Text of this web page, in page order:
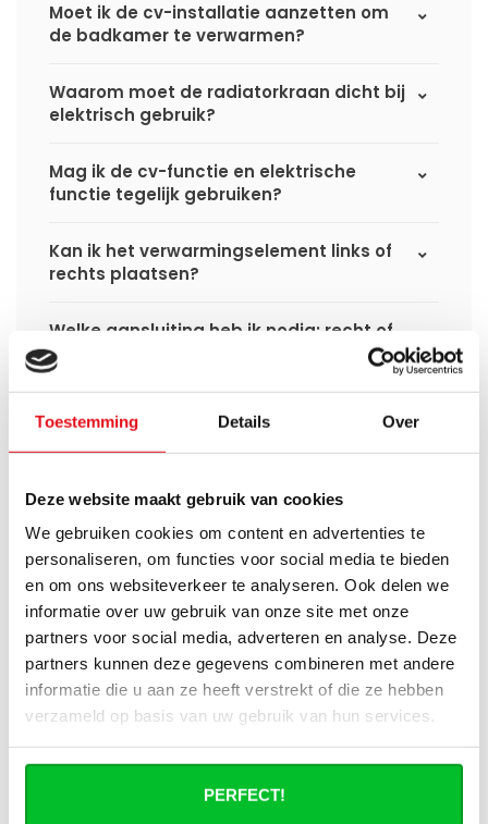
Toestemming Details Over
Deze website maakt gebruik van cookies
We gebruiken cookies om content en advertenties te
personaliseren, om functies voor social media te bieden
en om ons websiteverkeer te analyseren. Ook delen we
informatie over uw gebruik van onze site met onze
partners voor social media, adverteren en analyse. Deze
partners kunnen deze gegevens combineren met andere
informatie die u aan ze heeft verstrekt of die ze hebben
verzameld op basis van uw gebruik van hun services.
PERFECT!
Moet ik de cv-installatie aanzetten om
de badkamer te verwarmen?
Waarom moet de radiatorkraan dicht bij
elektrisch gebruik?
Mag ik de cv-functie en elektrische
functie tegelijk gebruiken?
Kan ik het verwarmingselement links of
rechts plaatsen?
Welke aansluiting heb ik nodig: recht of
haaks?
Kan ik deze hybride handdoekradiator
gebruiken met een warmtepomp?
Welke uitvoering past het beste bij mij?
Wat is het verschil tussen Eco WiFi en
Smart WiFi?
Kan ik deze radiator eerst elektrisch
gebruiken en later aansluiten op de cv-
installatie?
Wat bepaalt het verwarmingsvermogen
van de radiator?